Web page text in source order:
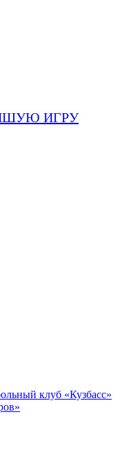
ИГРУ
клуб «Кузбасс»